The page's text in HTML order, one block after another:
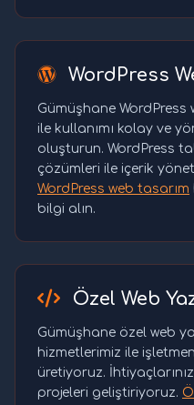
WordPress
Gümüşhane WordPress
ile kullanımı kolay ve
oluşturun. WordPress
çözümleri ile içerik
WordPress web tasarım
bilgi alın.
Özel Web
Gümüşhane özel web
hizmetlerimiz ile
üretiyoruz.
projeleri geliştiriyoruz.